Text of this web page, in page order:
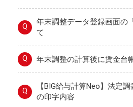
Q
年末調整データ登録画面の
て
Q 年末調整の計算後に賃金台
Q
【BIG給与計算Neo】法定
の印字内容